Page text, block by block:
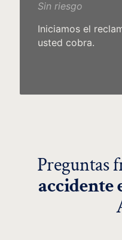
Sin riesgo
Iniciamos el
usted cobra.
Preguntas
accidente